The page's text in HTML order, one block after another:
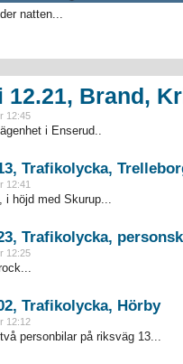
natten...
12.21, Brand,
12:45
i Enserud..
Trafikolycka,
12:41
höjd med Skurup...
Trafikolycka,
12:25
Trafikolycka, Hörby
12:12
personbilar på riksväg 13...